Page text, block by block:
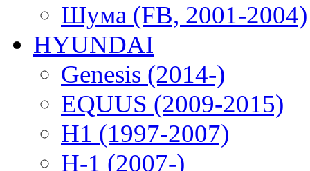
Шума (FB, 2001-2004)
HYUNDAI
Genesis (2014-)
EQUUS (2009-2015)
H1 (1997-2007)
H-1 (2007-)